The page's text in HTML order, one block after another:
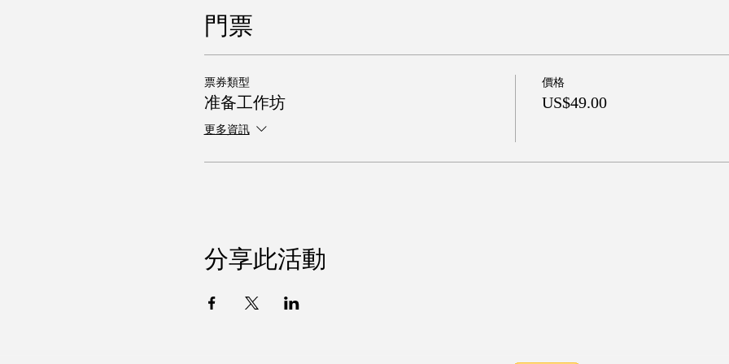
門票
票券類型
准备工作坊
更多資訊
價格
US$49.00
分享此活動